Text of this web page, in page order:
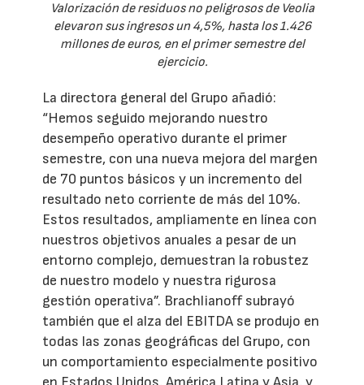
Valorización de residuos no peligrosos de Veolia
elevaron sus ingresos un 4,5%, hasta los 1.426
millones de euros, en el primer semestre del
ejercicio.
La directora general del Grupo añadió:
“Hemos seguido mejorando nuestro
desempeño operativo durante el primer
semestre, con una nueva mejora del margen
de 70 puntos básicos y un incremento del
resultado neto corriente de más del 10%.
Estos resultados, ampliamente en línea con
nuestros objetivos anuales a pesar de un
entorno complejo, demuestran la robustez
de nuestro modelo y nuestra rigurosa
gestión operativa”. Brachlianoff subrayó
también que el alza del EBITDA se produjo en
todas las zonas geográficas del Grupo, con
un comportamiento especialmente positivo